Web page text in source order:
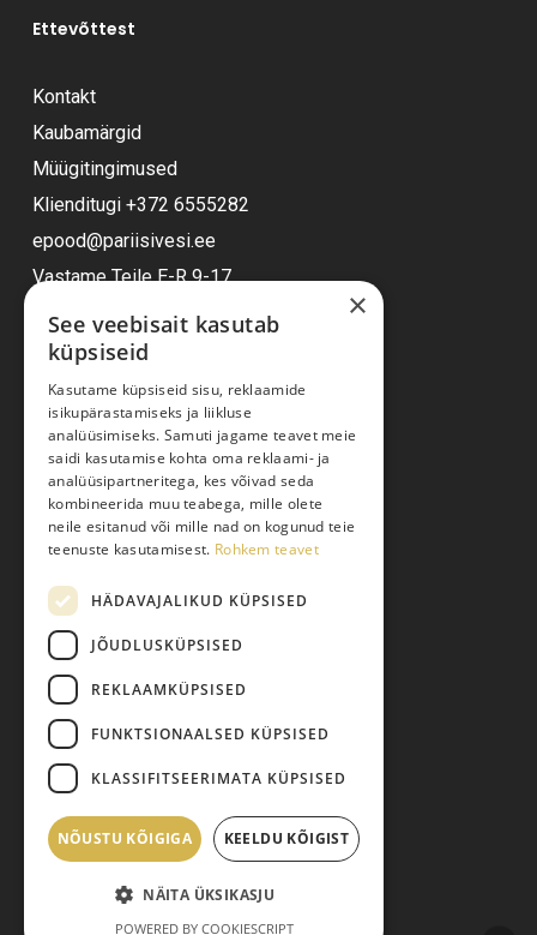
Vahesumma:
Vaata ostukorvi
Ettevõttest
Kontakt
Kaubamärgid
Müügitingimused
Klienditugi +372 6555282
epood@pariisivesi.ee
Vastame Teile E-R 9-17
Ostuabi
Kauba kohaletoimetamine
Toodete tellimine
Maksmine
Järelmaks
Pretensiooni esitamine
Isikuandmete töötlemine
© 2026 Pariisi Vesi.
facebookinstagram
×
See veebisait kasutab
küpsiseid
Kasutame küpsiseid sisu, reklaamide
isikupärastamiseks ja liikluse
analüüsimiseks. Samuti jagame teavet meie
saidi kasutamise kohta oma reklaami- ja
analüüsipartneritega, kes võivad seda
kombineerida muu teabega, mille olete
neile esitanud või mille nad on kogunud teie
teenuste kasutamisest. Rohkem teavet
HÄDAVAJALIKUD KÜPSISED
JÕUDLUSKÜPSISED
REKLAAMKÜPSISED
FUNKTSIONAALSED KÜPSISED
KLASSIFITSEERIMATA KÜPSISED
NÕUSTU KÕIGIGA KEELDU KÕIGIST
NÄITA ÜKSIKASJU
POWERED BY COOKIESCRIPT